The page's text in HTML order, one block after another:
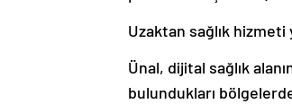
Uzaktan sağlık hizmeti
Ünal, dijital sağlık
bulundukları